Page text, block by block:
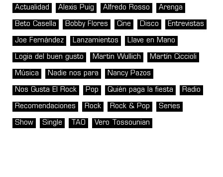
Actualidad Alexis Puig Alfredo Rosso Arenga
Beto Casella Bobby Flores Cine Disco Entrevistas
Joe Fernández Lanzamientos Llave en Mano
Logia del buen gusto Martin Wullich Martín Ciccioli
Música Nadie nos para Nancy Pazos
Nos Gusta El Rock Pop Quién paga la fiesta Radio
Recomendaciones Rock Rock & Pop Series
Show Single TAO Vero Tossounian